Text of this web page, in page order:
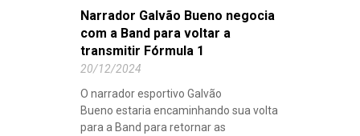
Narrador Galvão Bueno negocia
com a Band para voltar a
transmitir Fórmula 1
20/12/2024
O narrador esportivo Galvão
Bueno estaria encaminhando sua volta
para a Band para retornar as